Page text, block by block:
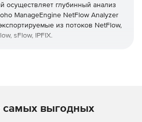
осуществляет глубинный анализ
ManageEngine NetFlow Analyzer
из потоков NetFlow,
sFlow, IPFIX.
графики и отчеты упрощают
ускорять процесс
самых выгодных